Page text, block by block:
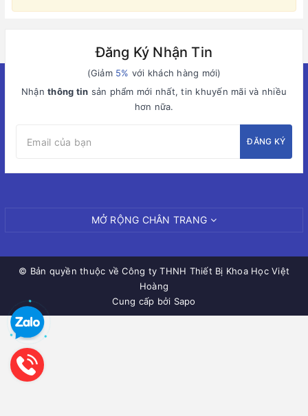
Đăng Ký Nhận Tin
(Giảm 5% với khách hàng mới)
Nhậnthông tin sản phẩm mới nhất, tin khuyến mãi và nhiều
hơn nữa.
ĐĂNG KÝ
MỞ RỘNG CHÂN TRANG
© Bản quyền thuộc vềCông ty THNH Thiết Bị Khoa Học Việt
Hoàng
Cung cấp bởi Sapo